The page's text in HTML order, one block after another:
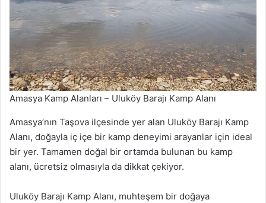
Amasya Kamp Alanları – Uluköy Barajı Kamp Alanı
Amasya’nın Taşova ilçesinde yer alan Uluköy Barajı Kamp
Alanı, doğayla iç içe bir kamp deneyimi arayanlar için ideal
bir yer. Tamamen doğal bir ortamda bulunan bu kamp
alanı, ücretsiz olmasıyla da dikkat çekiyor.
Uluköy Barajı Kamp Alanı, muhteşem bir doğaya